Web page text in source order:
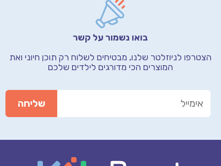
בואו נשמור על קשר
הצטרפו לניוזלטר שלנו, מבטיחים לשלוח רק תוכן חיוני ואת
המוצרים הכי מדורגים לילדים שלכם